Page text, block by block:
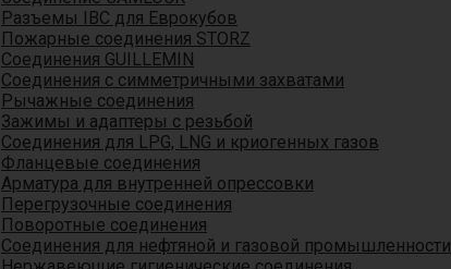
Разъемы IBC для Еврокубов
Пожарные соединения STORZ
Соединения GUILLEMIN
Соединения с симметричными захватами
Рычажные соединения
Зажимы и адаптеры с резьбой
Соединения для LPG, LNG и криогенных газов
Фланцевые соединения
Арматура для внутренней опрессовки
Перегрузочные соединения
Поворотные соединения
Соединения для нефтяной и газовой промышленности